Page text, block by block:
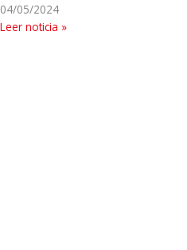
04/05/2024
Leer noticia »